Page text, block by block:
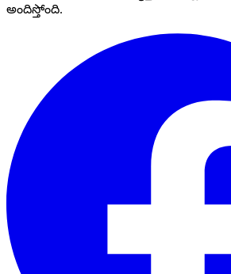
అందిస్తోంది.